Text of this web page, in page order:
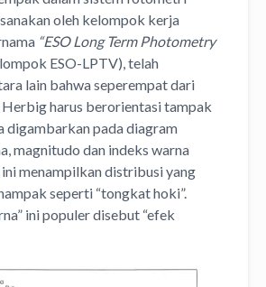
oleh kelompok kerja
“ESO Long Term Photometry
ESO-LPTV), telah
lain bahwa seperempat dari
harus berorientasi tampak
digambarkan pada diagram
magnitudo dan indeks warna
menampilkan distribusi yang
seperti “tongkat hoki”.
ini populer disebut “efek